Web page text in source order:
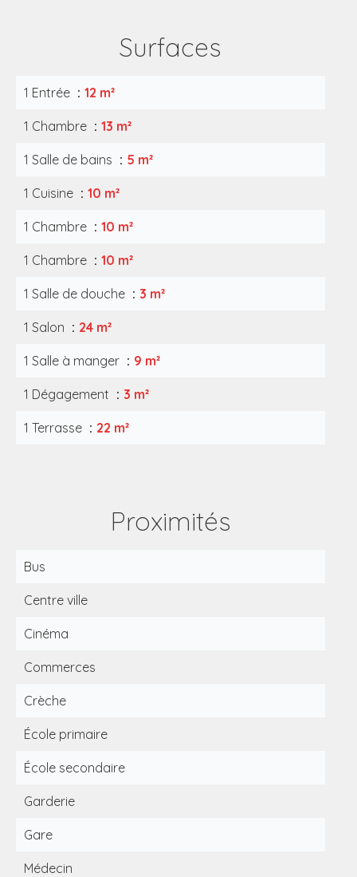
Surfaces
1 Entrée 12 m²
1 Chambre 13 m²
1 Salle de bains 5 m²
1 Cuisine 10 m²
1 Chambre 10 m²
1 Chambre 10 m²
1 Salle de douche 3 m²
1 Salon 24 m²
1 Salle à manger 9 m²
1 Dégagement 3 m²
1 Terrasse 22 m²
Proximités
Bus
Centre ville
Cinéma
Commerces
Crèche
École primaire
École secondaire
Garderie
Gare
Médecin